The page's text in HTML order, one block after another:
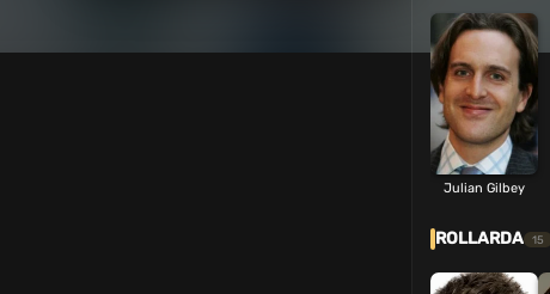
Julian Gilbey
ROLLARDA 15